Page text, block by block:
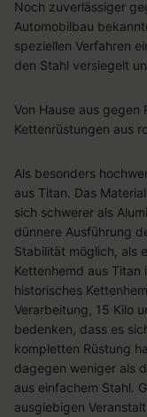
Noch zuverlässiger
Automobilbau
speziellen Verfahren
den Stahl versiegelt
Von Hause aus
Kettenrüstungen aus
Als besonders
aus Titan. Das
sich schwerer als
dünnere Ausführung
Stabilität möglich, als
Kettenhemd aus Titan
historisches
Verarbeitung, 15 Kilo
bedenken, dass es
kompletten Rüstung
dagegen weniger als
aus einfachem Stahl.
ausgiebigen